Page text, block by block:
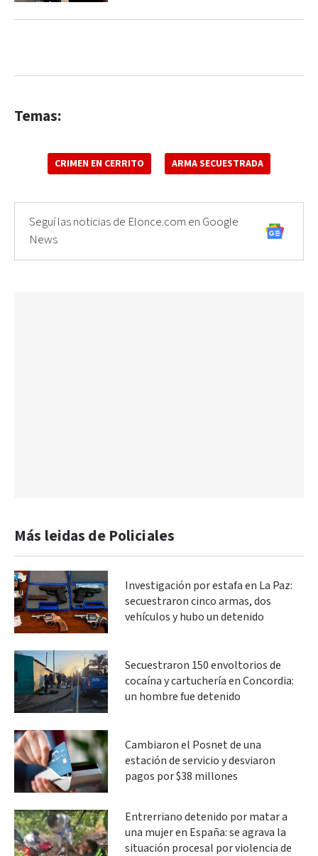
Temas:
CRIMEN EN CERRITO ARMA SECUESTRADA
Seguí las noticias de Elonce.com en Google
News
Más leidas de Policiales
Investigación por estafa en La Paz:
secuestraron cinco armas, dos
vehículos y hubo un detenido
Secuestraron 150 envoltorios de
cocaína y cartuchería en Concordia:
un hombre fue detenido
Cambiaron el Posnet de una
estación de servicio y desviaron
pagos por $38 millones
Entrerriano detenido por matar a
una mujer en España: se agrava la
situación procesal por violencia de